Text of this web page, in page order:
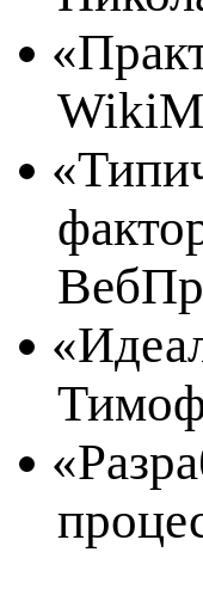
«
«
«
«